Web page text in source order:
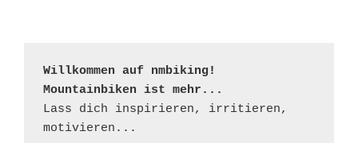
Willkommen auf nmbiking!
Mountainbiken ist mehr...
Lass dich inspirieren, irritieren,
motivieren...